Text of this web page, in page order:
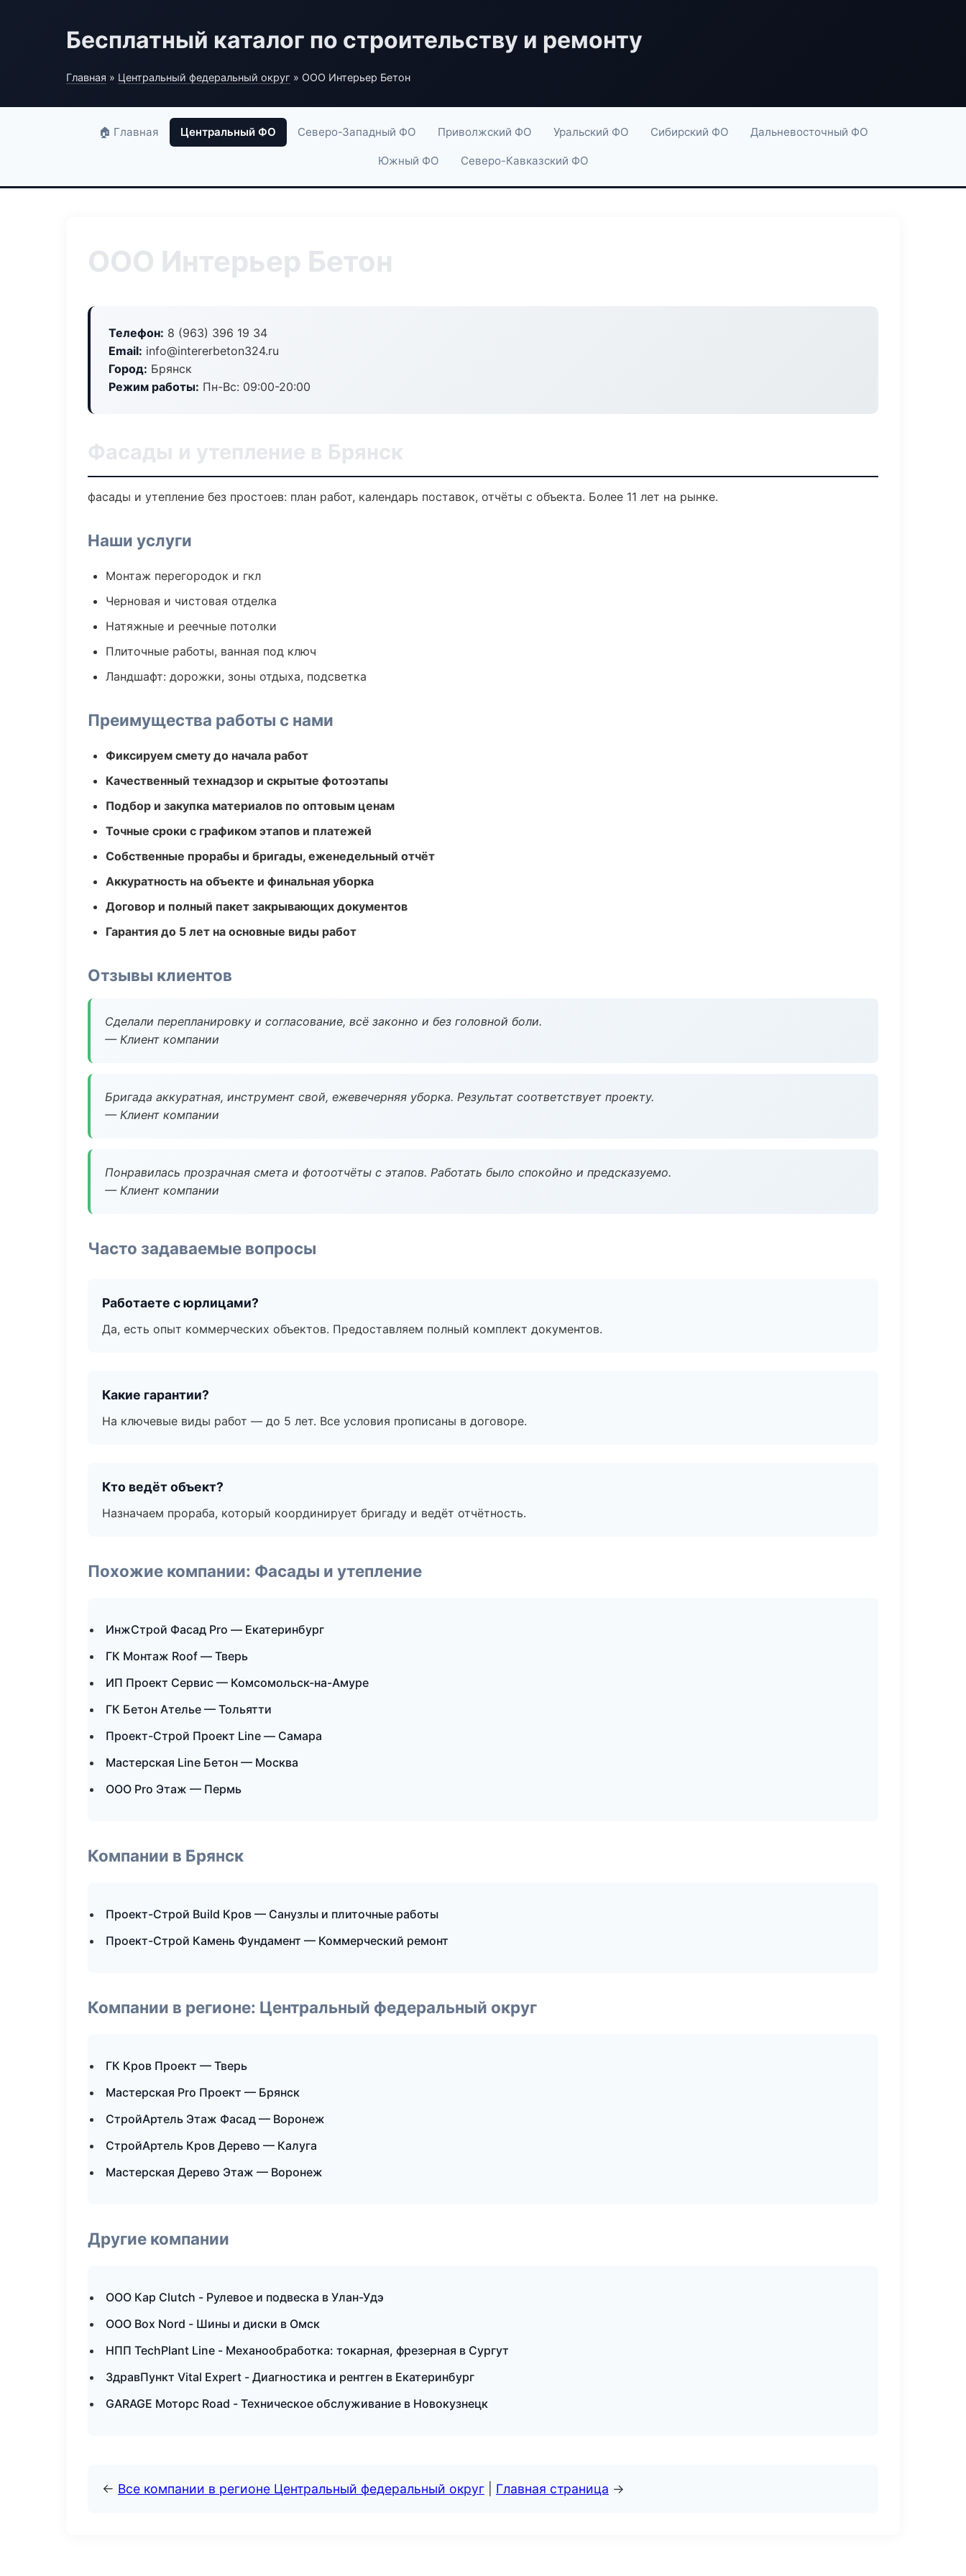
Бесплатный каталог по строительству и ремонту
Главная » Центральный федеральный округ » ООО Интерьер Бетон
🏠 Главная Центральный ФО Северо-Западный ФО Приволжский ФО Уральский ФО Сибирский ФО Дальневосточный ФО
Южный ФО Северо-Кавказский ФО
ООО Интерьер Бетон
Телефон: 8 (963) 396 19 34
Email: info@intererbeton324.ru
Город: Брянск
Режим работы: Пн-Вс: 09:00-20:00
Фасады и утепление в Брянск
фасады и утепление без простоев: план работ, календарь поставок, отчёты с объекта. Более 11 лет на рынке.
Наши услуги
Монтаж перегородок и гкл
Черновая и чистовая отделка
Натяжные и реечные потолки
Плиточные работы, ванная под ключ
Ландшафт: дорожки, зоны отдыха, подсветка
Преимущества работы с нами
Фиксируем смету до начала работ
Качественный технадзор и скрытые фотоэтапы
Подбор и закупка материалов по оптовым ценам
Точные сроки с графиком этапов и платежей
Собственные прорабы и бригады, еженедельный отчёт
Аккуратность на объекте и финальная уборка
Договор и полный пакет закрывающих документов
Гарантия до 5 лет на основные виды работ
Отзывы клиентов
Сделали перепланировку и согласование, всё законно и без головной боли.
— Клиент компании
Бригада аккуратная, инструмент свой, ежевечерняя уборка. Результат соответствует проекту.
— Клиент компании
Понравилась прозрачная смета и фотоотчёты с этапов. Работать было спокойно и предсказуемо.
— Клиент компании
Часто задаваемые вопросы
Работаете с юрлицами?
Да, есть опыт коммерческих объектов. Предоставляем полный комплект документов.
Какие гарантии?
На ключевые виды работ — до 5 лет. Все условия прописаны в договоре.
Кто ведёт объект?
Назначаем прораба, который координирует бригаду и ведёт отчётность.
Похожие компании: Фасады и утепление
ИнжСтрой Фасад Pro — Екатеринбург
ГК Монтаж Roof — Тверь
ИП Проект Сервис — Комсомольск-на-Амуре
ГК Бетон Ателье — Тольятти
Проект-Строй Проект Line — Самара
Мастерская Line Бетон — Москва
ООО Pro Этаж — Пермь
Компании в Брянск
Проект-Строй Build Кров — Санузлы и плиточные работы
Проект-Строй Камень Фундамент — Коммерческий ремонт
Компании в регионе: Центральный федеральный округ
ГК Кров Проект — Тверь
Мастерская Pro Проект — Брянск
СтройАртель Этаж Фасад — Воронеж
СтройАртель Кров Дерево — Калуга
Мастерская Дерево Этаж — Воронеж
Другие компании
ООО Кар Clutch - Рулевое и подвеска в Улан-Удэ
ООО Box Nord - Шины и диски в Омск
НПП TechPlant Line - Механообработка: токарная, фрезерная в Сургут
ЗдравПункт Vital Expert - Диагностика и рентген в Екатеринбург
GARAGE Моторс Road - Техническое обслуживание в Новокузнецк
← Все компании в регионе Центральный федеральный округ Главная страница →